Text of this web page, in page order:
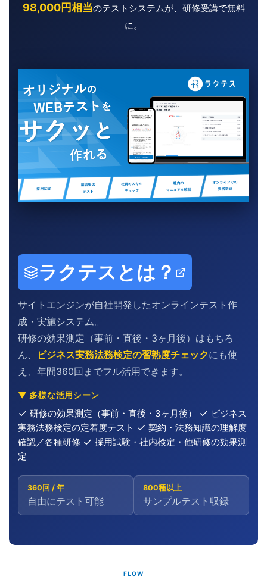
98,000円相当のテストシステムが、研修受講で無料
に。
ラクテスとは？
サイトエンジンが自社開発したオンラインテスト作
成・実施システム。
研修の効果測定（事前・直後・3ヶ月後）はもちろ
ん、
ビジネス実務法務検定の習熟度チェックにも使
え、年間360回までフル活用できます。
▼ 多様な活用シーン
研修の効果測定（事前・直後・3ヶ月後）
ビジネス
実務法務検定の定着度テスト
契約・法務知識の理解度
確認／各種研修
採用試験・社内検定・他研修の効果測
定
360回 / 年
自由にテスト可能
800種以上
サンプルテスト収録
FLOW